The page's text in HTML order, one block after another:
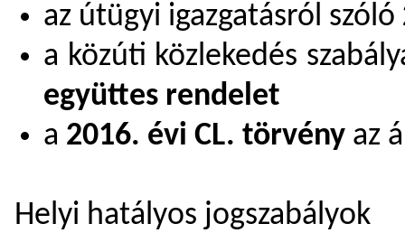
az útügyi igazgatásról szóló
a közúti közlekedés
együttes rendelet
a 2016. évi CL. törvény az
Helyi hatályos jogszabályok